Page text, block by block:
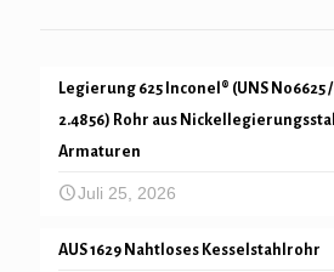
Legierung 625 Inconel® (UNS N06625
2.4856) Rohr aus
Armaturen
Juli 25, 2026
AUS 1629 Nahtloses Kesselstahlrohr